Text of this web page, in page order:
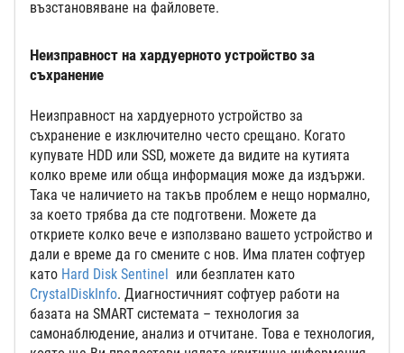
възстановяване на файловете.
Неизправност на хардуерното устройство за
съхранение
Неизправност на хардуерното устройство за
съхранение е изключително често срещано. Когато
купувате HDD или SSD, можете да видите на кутията
колко време или обща информация може да издържи.
Така че наличието на такъв проблем е нещо нормално,
за което трябва да сте подготвени. Можете да
откриете колко вече е използвано вашето устройство и
дали е време да го смените с нов. Има платен софтуер
като Hard Disk Sentinel или безплатен като
CrystalDiskInfo. Диагностичният софтуер работи на
базата на SMART системата – технология за
самонаблюдение, анализ и отчитане. Това е технология,